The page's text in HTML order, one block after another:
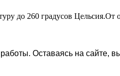
до 260 градусов Цельсия.От
Оставаясь на сайте,